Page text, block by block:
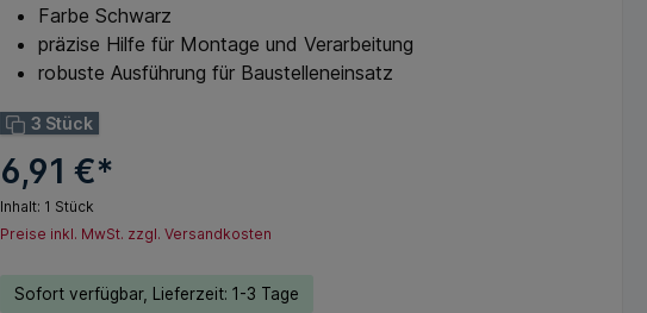
Farbe Schwarz
präzise Hilfe für Montage und Verarbeitung
robuste Ausführung für Baustelleneinsatz
3 Stück
6,91 €*
Inhalt: 1 Stück
Preise inkl. MwSt. zzgl. Versandkosten
Sofort verfügbar, Lieferzeit: 1-3 Tage